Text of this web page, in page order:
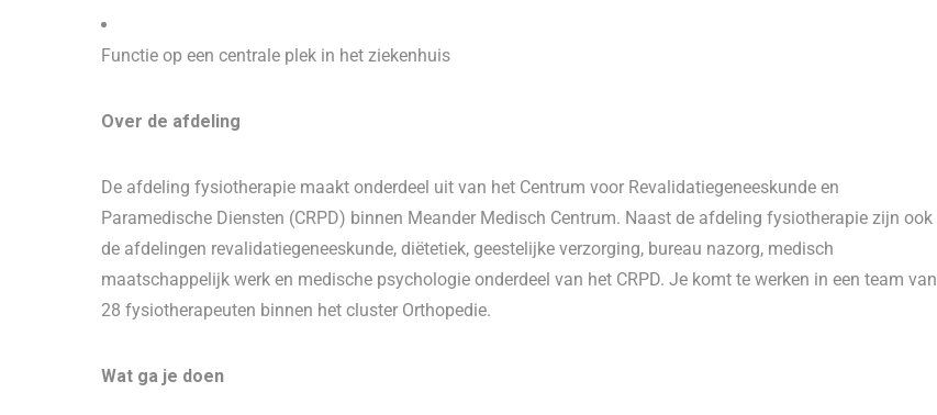
Functie op een centrale plek in het ziekenhuis
Over de afdeling
De afdeling fysiotherapie maakt onderdeel uit van het Centrum voor Revalidatiegeneeskunde en
Paramedische Diensten (CRPD) binnen Meander Medisch Centrum. Naast de afdeling fysiotherapie zijn ook
de afdelingen revalidatiegeneeskunde, diëtetiek, geestelijke verzorging, bureau nazorg, medisch
maatschappelijk werk en medische psychologie onderdeel van het CRPD. Je komt te werken in een team van
28 fysiotherapeuten binnen het cluster Orthopedie.
Wat ga je doen